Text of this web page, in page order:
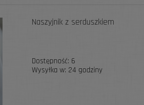
Naszyjnik z serduszkiem
Dostępność: 6
Wysyłka w: 24 godziny